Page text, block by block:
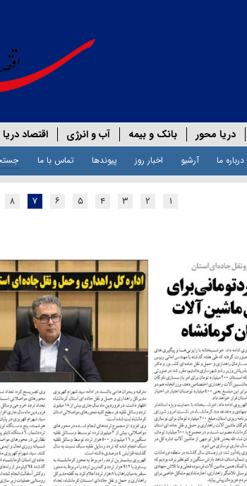
دریا محور بانک و بیمه آب و انرژی اقتصاد دریا
درباره ما آرشیو اخبار روز پیوندها تماس با ما
۱ ۲ ۳ ۴ ۵ ۶ ۷ ۸